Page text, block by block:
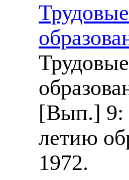
[Вып.] 9:
летию
1972.